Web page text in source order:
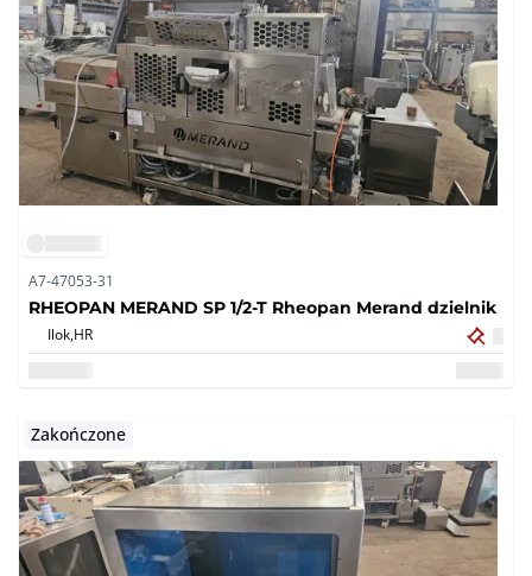
A7-47053-31
RHEOPAN MERAND SP 1/2-T Rheopan Merand dzielnik
Ilok,HR
Zakończone